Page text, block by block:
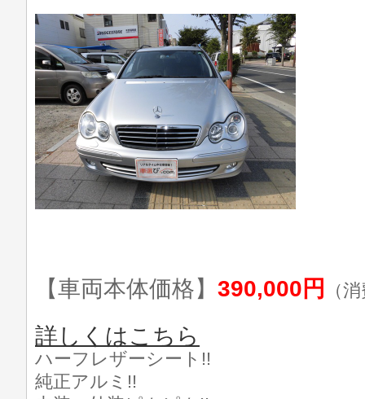
【車両本体価格】 390,000円 （
詳しくはこちら
ハーフレザーシート!!
純正アルミ!!